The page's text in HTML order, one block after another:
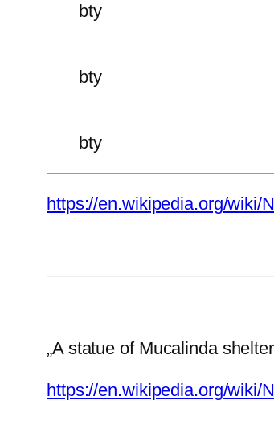
bty
bty
bty
https://en.wikipedia.org/wiki/
„A statue of Mucalinda
https://en.wikipedia.org/wiki/